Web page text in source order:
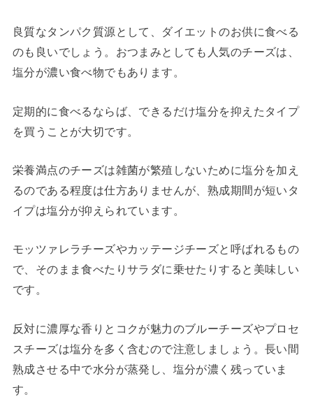
良質なタンパク質源として、ダイエットのお供に食べる
のも良いでしょう。おつまみとしても人気のチーズは、
塩分が濃い食べ物でもあります。
定期的に食べるならば、できるだけ塩分を抑えたタイプ
を買うことが大切です。
栄養満点のチーズは雑菌が繁殖しないために塩分を加え
るのである程度は仕方ありませんが、熟成期間が短いタ
イプは塩分が抑えられています。
モッツァレラチーズやカッテージチーズと呼ばれるもの
で、そのまま食べたりサラダに乗せたりすると美味しい
です。
反対に濃厚な香りとコクが魅力のブルーチーズやプロセ
スチーズは塩分を多く含むので注意しましょう。長い間
熟成させる中で水分が蒸発し、塩分が濃く残っていま
す。